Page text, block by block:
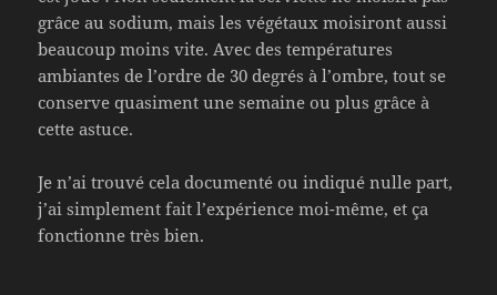
grâce au sodium, mais les végétaux moisiront aussi
beaucoup moins vite. Avec des températures
ambiantes de l’ordre de 30 degrés à l’ombre, tout se
conserve quasiment une semaine ou plus grâce à
cette astuce.
Je n’ai trouvé cela documenté ou indiqué nulle part,
j’ai simplement fait l’expérience moi-même, et ça
fonctionne très bien.